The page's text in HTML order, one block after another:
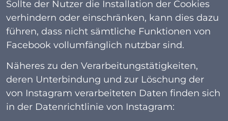
Sollte der Nutzer die Installation der Cookies
verhindern oder einschränken, kann dies dazu
führen, dass nicht sämtliche Funktionen von
Facebook vollumfänglich nutzbar sind.
Näheres zu den Verarbeitungstätigkeiten,
deren Unterbindung und zur Löschung der
von Instagram verarbeiteten Daten finden sich
in der Datenrichtlinie von Instagram: